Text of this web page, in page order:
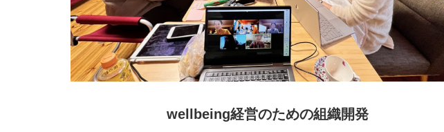
wellbeing経営のための組織開発